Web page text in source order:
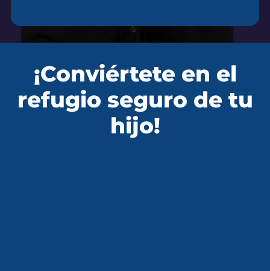
¡Conviértete en el
refugio seguro de tu
hijo!